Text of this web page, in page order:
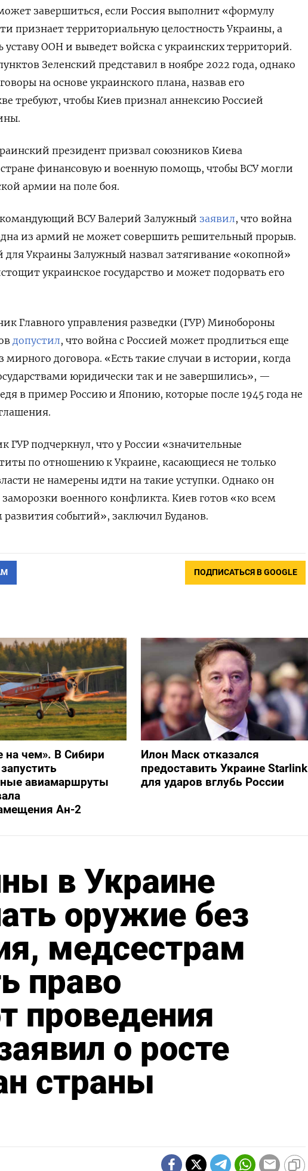
завершиться, если Россия выполнит «формулу
признает территориальную целостность Украины, а
уставу ООН и выведет войска с украинских территорий.
Зеленский представил в ноябре 2022 года, однако
на основе украинского плана, назвав его
требуют, чтобы Киев признал аннексию Россией
президент призвал союзников Киева
финансовую и военную помощь, чтобы ВСУ могли
армии на поле боя.
ВСУ Валерий Залужный заявил, что война
из армий не может совершить решительный прорыв.
для Украины Залужный назвал затягивание «окопной»
украинское государство и может подорвать его
Главного управления разведки (ГУР) Минобороны
допустил, что война с Россией может продлиться еще
мирного договора. «Есть такие случаи в истории, когда
юридически так и не завершились», —
в пример Россию и Японию, которые после 1945 года не
ГУР подчеркнул, что у России «значительные
по отношению к Украине, касающиеся не только
не намерены идти на такие уступки. Однако он
военного конфликта. Киев готов «ко всем
событий», заключил Буданов.
ПОДПИСАТЬСЯ В GOOGLE
на чем». В Сибири
авиамаршруты
Ан-2
Илон Маск отказался
предоставить Украине Starlink
для ударов вглубь России
в Украине
оружие без
медсестрам
право
проведения
о росте
страны